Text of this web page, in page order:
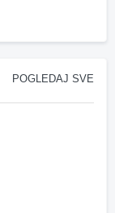
POGLEDAJ SVE